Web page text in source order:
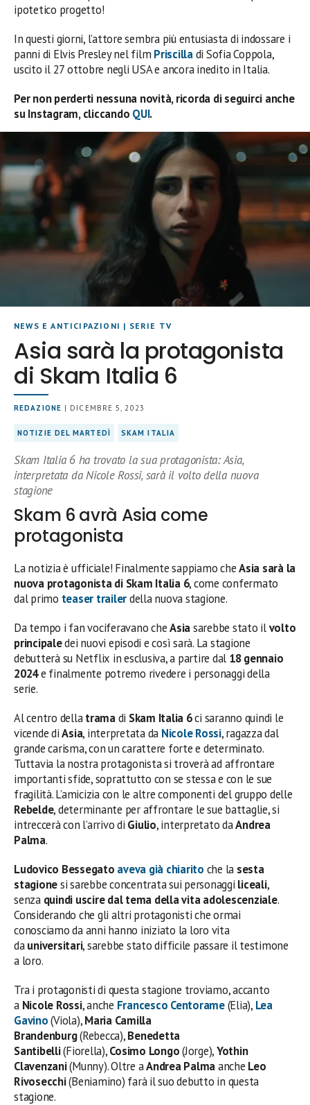
ipotetico progetto!
In questi giorni, l’attore sembra più entusiasta di indossare i
panni di Elvis Presley nel film Priscilladi Sofia Coppola,
uscito il 27 ottobre negli USA e ancora inedito in Italia.
Per non perderti nessuna novità, ricorda di seguirci anche
su Instagram, cliccando QUI.
NEWS E ANTICIPAZIONI | SERIE TV
Asia sarà la protagonista
di Skam Italia 6
REDAZIONE | DICEMBRE 5, 2023
NOTIZIE DEL MARTEDÌ SKAM ITALIA
Skam Italia 6 ha trovato la sua protagonista: Asia,
interpretata da Nicole Rossi, sarà il volto della nuova
stagione
Skam 6 avrà Asia come
protagonista
La notizia è ufficiale! Finalmente sappiamo cheAsia sarà la
nuova protagonista di Skam Italia 6, come confermato
dal primo teaser trailerdella nuova stagione.
Da tempo i fan vociferavano cheAsiasarebbe stato ilvolto
principaledei nuovi episodi e così sarà. La stagione
debutterà su Netflix in esclusiva, a partire dal 18 gennaio
2024e finalmente potremo rivedere i personaggi della
serie.
Al centro dellatramadi Skam Italia 6ci saranno quindi le
vicende diAsia, interpretata da Nicole Rossi, ragazza dal
grande carisma, con un carattere forte e determinato.
Tuttavia la nostra protagonista si troverà ad affrontare
importanti sfide, soprattutto con se stessa e con le sue
fragilità. L’amicizia con le altre componenti del gruppo delle
Rebelde, determinante per affrontare le sue battaglie, si
intreccerà con l’arrivo di Giulio, interpretato daAndrea
Palma.
Ludovico Bessegato aveva già chiarito che la sesta
stagionesi sarebbe concentrata sui personaggi liceali,
senzaquindi uscire dal tema della vita adolescenziale.
Considerando che gli altri protagonisti che ormai
conosciamo da anni hanno iniziato la loro vita
dauniversitari, sarebbe stato difficile passare il testimone
a loro.
Tra i protagonisti di questa stagione troviamo, accanto
a Nicole Rossi, anche Francesco Centorame(Elia), Lea
Gavino(Viola),Maria Camilla
Brandenburg(Rebecca),Benedetta
Santibelli(Fiorella),Cosimo Longo(Jorge),Yothin
Clavenzani(Munny). Oltre aAndrea Palmaanche Leo
Rivosecchi(Beniamino) farà il suo debutto in questa
stagione.